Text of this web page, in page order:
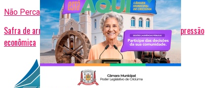
Não Perca
Safra de arroz em SC chega a 60% da colheita sob forte pressão
econômica